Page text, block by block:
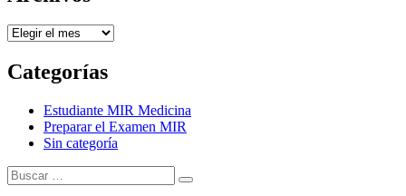
Archivos
Categorías
Estudiante MIR Medicina
Preparar el Examen MIR
Sin categoría
Buscar:
Buscar